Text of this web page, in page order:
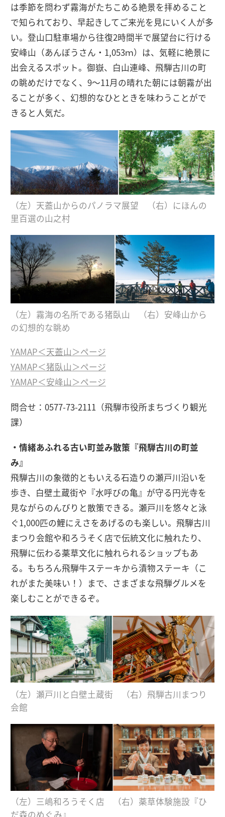
は季節を問わず霧海がたちこめる絶景を拝めること
で知られており、早起きしてご来光を見にいく人が多
い。登山口駐車場から往復2時間半で展望台に行ける
安峰山（あんぼうさん・1,053ｍ）は、気軽に絶景に
出会えるスポット。御嶽、白山連峰、飛騨古川の町
の眺めだけでなく、9〜11月の晴れた朝には朝霧が出
ることが多く、幻想的なひとときを味わうことがで
きると人気だ。
（左）天蓋山からのパノラマ展望 （右）にほんの
里百選の山之村
（左）霧海の名所である猪臥山 （右）安峰山から
の幻想的な眺め
YAMAP＜天蓋山＞ページ
YAMAP＜猪臥山＞ページ
YAMAP＜安峰山＞ページ
問合せ：0577-73-2111（飛騨市役所まちづくり観光
課）
・情緒あふれる古い町並み散策『飛騨古川の町並
み』
飛騨古川の象徴的ともいえる石造りの瀬戸川沿いを
歩き、白壁土蔵街や『水呼びの亀』が守る円光寺を
見ながらのんびりと散策できる。瀬戸川を悠々と泳
ぐ1,000匹の鯉にえさをあげるのも楽しい。飛騨古川
まつり会館や和ろうそく店で伝統文化に触れたり、
飛騨に伝わる薬草文化に触れられるショップもあ
る。もちろん飛騨牛ステーキから漬物ステーキ（こ
れがまた美味い！）まで、さまざまな飛騨グルメを
楽しむことができるぞ。
（左）瀬戸川と白壁土蔵街 （右）飛騨古川まつり
会館
（左）三嶋和ろうそく店 （右）薬草体験施設『ひ